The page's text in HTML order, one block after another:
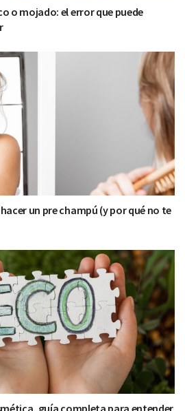
o mojado: el error que puede
un pre champú (y por qué no te
guía completa para entender